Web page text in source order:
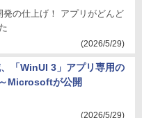
発の仕上げ！ アプリがどんど
(2026/5/29)
「WinUI 3」アプリ専用の
Microsoftが公開
(2026/5/29)